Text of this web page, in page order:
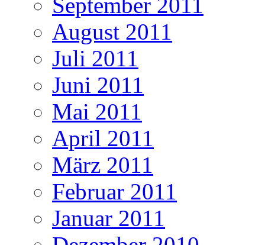
August 2011
Juli 2011
Juni 2011
Mai 2011
April 2011
März 2011
Februar 2011
Januar 2011